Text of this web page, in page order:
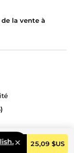
25,09 $US
la vente à